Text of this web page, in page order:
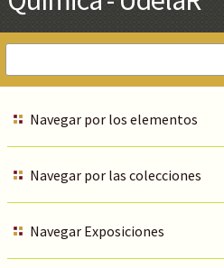
Navegar por los elementos
Navegar por las colecciones
Navegar Exposiciones